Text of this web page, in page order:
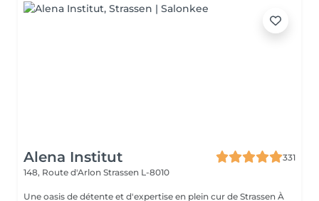
Alena Institut
331
148, Route d'Arlon Strassen L-8010
Une oasis de détente et d'expertise en plein cur de Strassen À